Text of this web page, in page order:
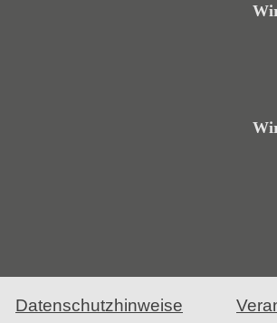
Datenschutzhinweise